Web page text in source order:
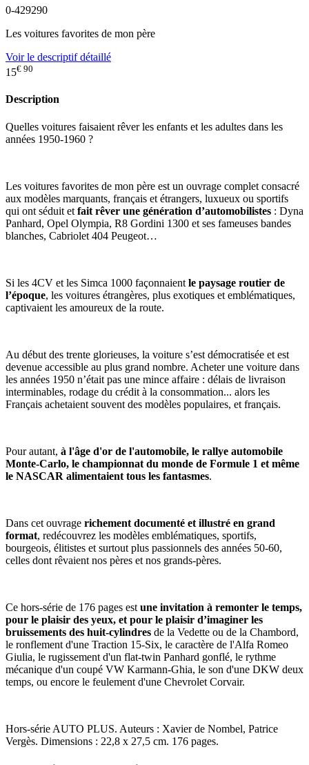
0-429290
Les voitures favorites de mon père
Voir le descriptif détaillé
15€ 90
Description
Quelles voitures faisaient rêver les enfants et les adultes dans les
années 1950-1960 ?
Les voitures favorites de mon père est un ouvrage complet consacré
aux modèles marquants, français et étrangers, luxueux ou sportifs
qui ont séduit et fait rêver une génération d’automobilistes : Dyna
Panhard, Opel Olympia, R8 Gordini 1300 et ses fameuses bandes
blanches, Cabriolet 404 Peugeot…
Si les 4CV et les Simca 1000 façonnaient le paysage routier de
l’époque, les voitures étrangères, plus exotiques et emblématiques,
captivaient les amoureux de la route.
Au début des trente glorieuses, la voiture s’est démocratisée et est
devenue accessible au plus grand nombre. Acheter une voiture dans
les années 1950 n’était pas une mince affaire : délais de livraison
interminables, rodage du crédit à la consommation... alors les
Français achetaient souvent des modèles populaires, et français.
Pour autant, à l'âge d'or de l'automobile, le rallye automobile
Monte-Carlo, le championnat du monde de Formule 1 et même
le NASCAR alimentaient tous les fantasmes.
Dans cet ouvrage richement documenté et illustré en grand
format, redécouvrez les modèles emblématiques, sportifs,
bourgeois, élitistes et surtout plus passionnels des années 50-60,
celles dont rêvaient nos pères et nos grands-pères.
Ce hors-série de 176 pages est une invitation à remonter le temps,
pour le plaisir des yeux, et pour le plaisir d’imaginer les
bruissements des huit-cylindres de la Vedette ou de la Chambord,
le ronflement d'une Traction 15-Six, le caractère de l'Alfa Romeo
Giulia, le rugissement d'un flat-twin Panhard gonflé, le rythme
mécanique d'un coupé VW Karmann-Ghia, le son d'une DKW deux
temps, ou encore le feulement d'une Chevrolet Corvair.
Hors-série AUTO PLUS. Auteurs : Xavier de Nombel, Patrice
Vergès. Dimensions : 22,8 x 27,5 cm. 176 pages.